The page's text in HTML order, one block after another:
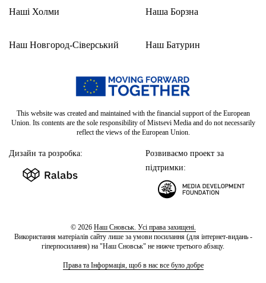
Наші Холми
Наш Новгород-Сіверський
Наша Борзна
Наш Батурин
This website was created and maintained with the financial support of the European
Union. Its contents are the sole responsibility of Mistsevi Media and do not necessarily
reflect the views of the European Union.
Дизайн та розробка:
Розвиваємо проект за
підтримки:
© 2026 Наш Сновськ. Усі права захищені.
Використання матеріалів сайту лише за умови посилання (для інтернет-видань -
гіперпосилання) на "Наш Сновськ" не нижче третього абзацу.
Права та Інформація, щоб в нас все було добре